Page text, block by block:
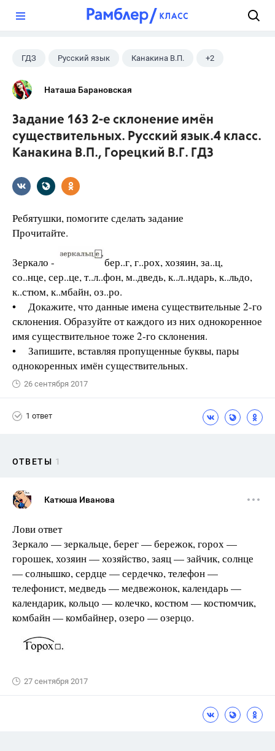
ГДЗ Русский язык Канакина В.П. +2
Горецкий В.Г.
Наташа Барановская
Задание 163 2-е склонение имён
существительных. Русский язык.4 класс.
Канакина В.П., Горецкий В.Г. ГДЗ
Ребятушки, помогите сделать задание
Прочитайте.
Зеркало -
бер..г, г..рох, хозяин, за..ц,
со..нце, сер..це, т..л..фон, м..дведь, к..л..ндарь, к..льдо,
к..стюм, к..мбайн, оз..ро.
• Докажите, что данные имена существительные 2-го
склонения. Образуйте от каждого из них однокоренное
имя существительное тоже 2-го склонения.
• Запишите, вставляя пропущенные буквы, пары
однокоренных имён существительных.
26 сентября 2017
1 ответ
ОТВЕТЫ 1
Катюша Иванова
Лови ответ
Зеркало — зеркальце, берег — бережок, горох —
горошек, хозяин — хозяйство, заяц — зайчик, солнце
— солнышко, сердце — сердечко, телефон —
телефонист, медведь — медвежонок, календарь —
календарик, кольцо — колечко, костюм — костюмчик,
комбайн — комбайнер, озеро — озерцо.
27 сентября 2017